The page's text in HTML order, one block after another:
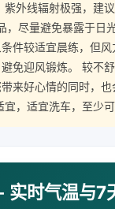
外线辐射极强，建
，尽量避免暴露于日
件较适宜晨练，但
免迎风锻炼。 较不
来好心情的同时，
，适宜洗车，至少
实时气温与7